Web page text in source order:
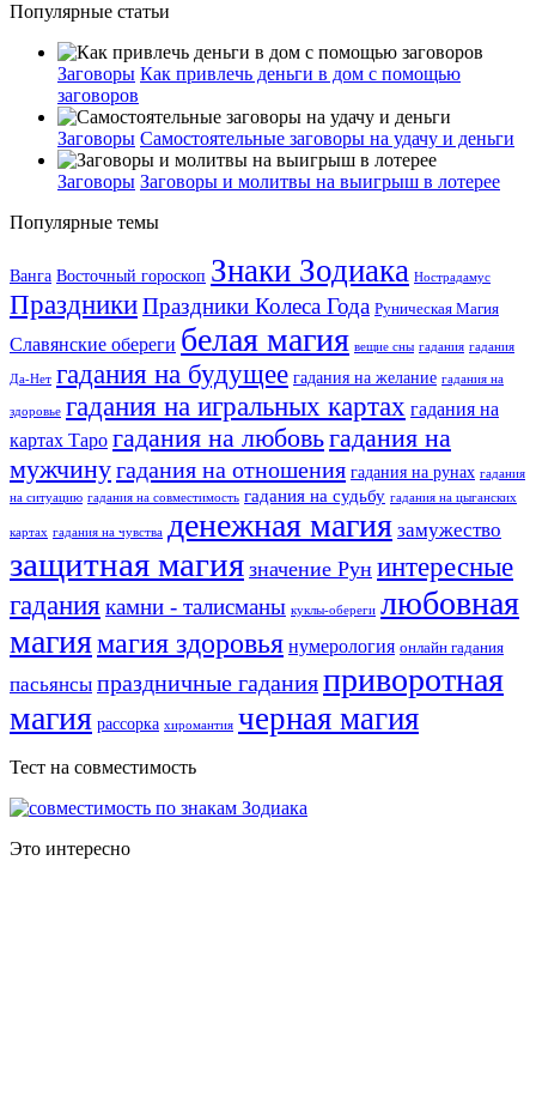
Популярные статьи
Заговоры Как привлечь деньги в дом с помощью
заговоров
Заговоры Самостоятельные заговоры на удачу и деньги
Заговоры Заговоры и молитвы на выигрыш в лотерее
Популярные темы
Ванга Восточный гороскоп Знаки Зодиака Нострадамус
ПраздникиПраздники Колеса Года Руническая Магия
Славянские обереги белая магия вещие сны гадания гадания
Да-Нет гадания на будущее гадания на желание гадания на
здоровье гадания на игральных картах гадания на
картах Таро гадания на любовьгадания на
мужчинугадания на отношения гадания на рунах гадания
на ситуацию гадания на совместимость гадания на судьбу гадания на цыганских
картах гадания на чувства денежная магия замужество
защитная магия значение Рун интересные
гадания камни - талисманы куклы-обереги любовная
магиямагия здоровья нумерология онлайн гадания
пасьянсы праздничные гаданияприворотная
магия рассорка хиромантия черная магия
Тест на совместимость
Это интересно